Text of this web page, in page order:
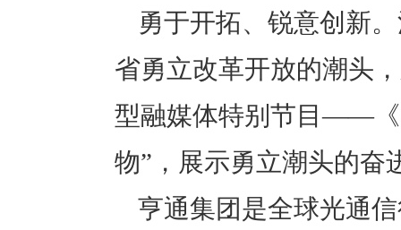
勇于开拓、锐意创新
省勇立改革开放的潮头
型融媒体特别节目——《
物”，展示勇立潮头的奋
亨通集团是全球光通